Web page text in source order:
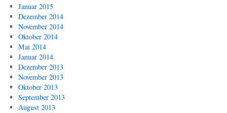
Januar 2015
Dezember 2014
November 2014
Oktober 2014
Mai 2014
Januar 2014
Dezember 2013
November 2013
Oktober 2013
September 2013
August 2013